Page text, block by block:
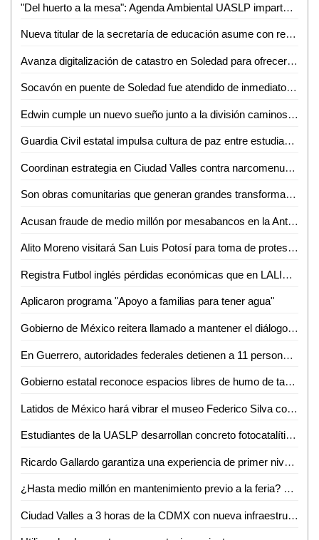
"Del huerto a la mesa": Agenda Ambiental UASLP imparte talleres de sustentabilidad y alimentación consciente
Nueva titular de la secretaría de educación asume con responsabilidad y compromiso
Avanza digitalización de catastro en Soledad para ofrecer trámites más rápidos a la ciudadanía
Socavón en puente de Soledad fue atendido de inmediato y no representa riesgo: SEDUVOP
Edwin cumple un nuevo sueño junto a la división caminos de la Guardia Civil estatal
Guardia Civil estatal impulsa cultura de paz entre estudiantes de la huasteca
Coordinan estrategia en Ciudad Valles contra narcomenudeo y extorsión
Son obras comunitarias que generan grandes transformaciones: presidenta Claudia Sheinbaum
Acusan fraude de medio millón por mesabancos en la Antero G. González de Valles
Alito Moreno visitará San Luis Potosí para toma de protesta de estructuras del PRI
Registra Futbol inglés pérdidas económicas que en LALIGA aseguró Javier Tebas
Aplicaron programa "Apoyo a familias para tener agua"
Gobierno de México reitera llamado a mantener el diálogo con CNTE
En Guerrero, autoridades federales detienen a 11 personas vinculadas con extorsión a prestadores de servicios turísticos
Gobierno estatal reconoce espacios libres de humo de tabaco y emisiones
Latidos de México hará vibrar el museo Federico Silva con Hunac-Ceel
Estudiantes de la UASLP desarrollan concreto fotocatalítico para reducir la contaminación del aire y mejorar la calidad del agua
Ricardo Gallardo garantiza una experiencia de primer nivel en la Fenapo 2026
¿Hasta medio millón en mantenimiento previo a la feria? FENAPO 2026 alista manita de gato
Ciudad Valles a 3 horas de la CDMX con nueva infraestructura carretera: David Medina